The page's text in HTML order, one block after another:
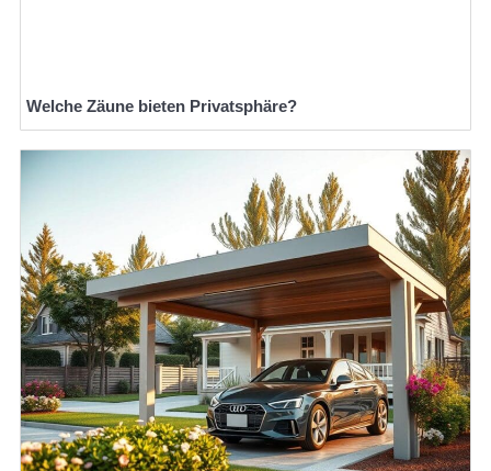
Welche Zäune bieten Privatsphäre?